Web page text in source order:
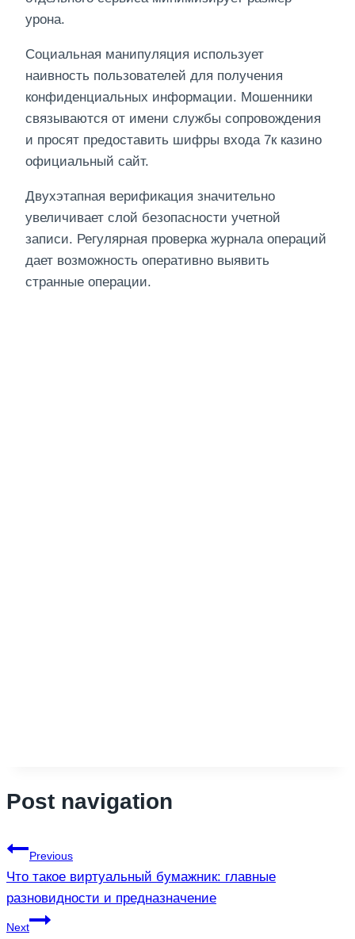
урона.
Социальная манипуляция использует
наивность пользователей для получения
конфиденциальных информации. Мошенники
связываются от имени службы сопровождения
и просят предоставить шифры входа 7к казино
официальный сайт.
Двухэтапная верификация значительно
увеличивает слой безопасности учетной
записи. Регулярная проверка журнала операций
дает возможность оперативно выявить
странные операции.
Post navigation
Previous
Что такое виртуальный бумажник: главные
разновидности и предназначение
Next